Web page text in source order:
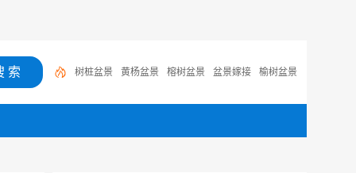
树桩盆景 黄杨盆景 榕树盆景 盆景嫁接 榆树盆景
石榴盆景 罗汉松盆景 银杏盆景 树木盆景 微型盆
景